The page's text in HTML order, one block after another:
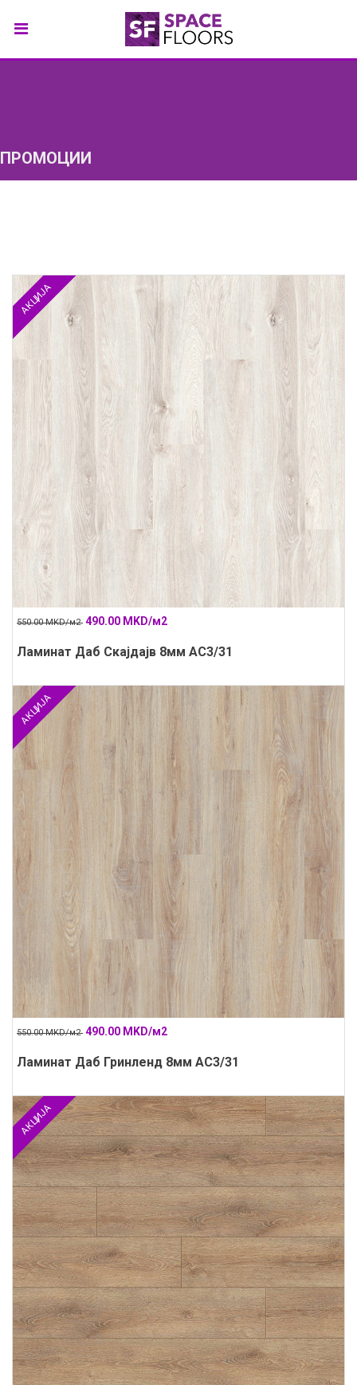
ПРОМОЦИИ
АКЦИЈА
550.00 MKD/м2 490.00 MKD/м2
Ламинат Даб Скајдајв 8мм АС3/31
АКЦИЈА
550.00 MKD/м2 490.00 MKD/м2
Ламинат Даб Гринленд 8мм АС3/31
АКЦИЈА